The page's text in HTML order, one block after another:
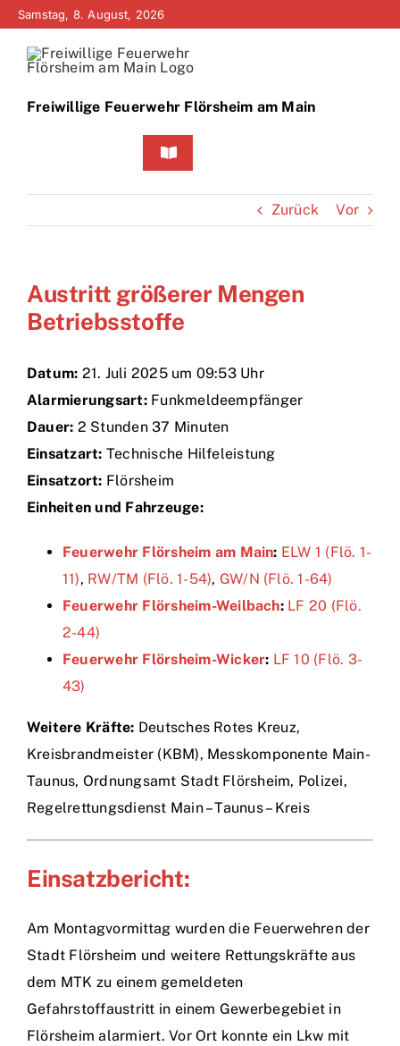
Zum
springen
Samstag, 8. August, 2026
Freiwillige Feuerwehr Flörsheim am Main
Toggle
Home
Bürgerinfo
Technik
Zurück Vor
Austritt größerer Mengen
Betriebsstoffe
Datum: 21. Juli 2025 um 09:53 Uhr
Alarmierungsart:Funkmeldeempfänger
Dauer: 2 Stunden 37 Minuten
Einsatzart: Technische Hilfeleistung
Einsatzort: Flörsheim
Einheiten und Fahrzeuge:
Feuerwehr Flörsheim am Main: ELW 1 (Flö. 1-
11), RW/TM (Flö. 1-54), GW/N (Flö. 1-64)
Feuerwehr Flörsheim-Weilbach: LF 20 (Flö.
2-44)
Feuerwehr Flörsheim-Wicker: LF 10 (Flö. 3-
43)
Weitere Kräfte: Deutsches Rotes Kreuz,
Kreisbrandmeister (KBM), Messkomponente Main-
Taunus, Ordnungsamt Stadt Flörsheim, Polizei,
Regelrettungsdienst Main – Taunus – Kreis
Einsatzbericht:
Am Montagvormittag wurden die Feuerwehren der
Stadt Flörsheim und weitere Rettungskräfte aus
dem MTK zu einem gemeldeten
Gefahrstoffaustritt in einem Gewerbegebiet in
Flörsheim alarmiert. Vor Ort konnte ein Lkw mit